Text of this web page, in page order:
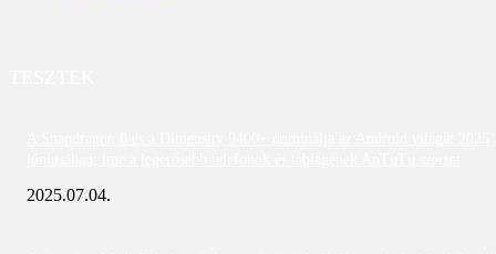
2025.07.04.